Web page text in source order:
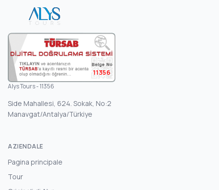
11356
Alys Tours - 11356
Side Mahallesi, 624. Sokak, No:2
Manavgat/Antalya/Türkiye
AZIENDALE
Pagina principale
Tour